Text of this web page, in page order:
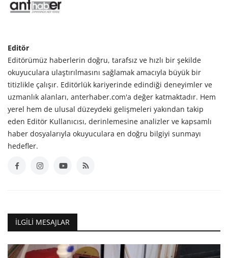
Editör
Editörümüz haberlerin doğru, tarafsız ve hızlı bir şekilde
okuyuculara ulaştırılmasını sağlamak amacıyla büyük bir
titizlikle çalışır. Editörlük kariyerinde edindiği deneyimler ve
uzmanlık alanları, anterhaber.com'a değer katmaktadır. Hem
yerel hem de ulusal düzeydeki gelişmeleri yakından takip
eden Editör Kullanıcısı, derinlemesine analizler ve kapsamlı
haber dosyalarıyla okuyuculara en doğru bilgiyi sunmayı
hedefler.
İLGILI MESAJLAR